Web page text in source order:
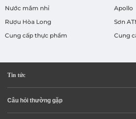
Nước mắm nhỉ
Rượu Hòa Long
Cung cấp thực phẩm
Apollo
Sơn
Cung
Tin tức
Câu hỏi thường gặp